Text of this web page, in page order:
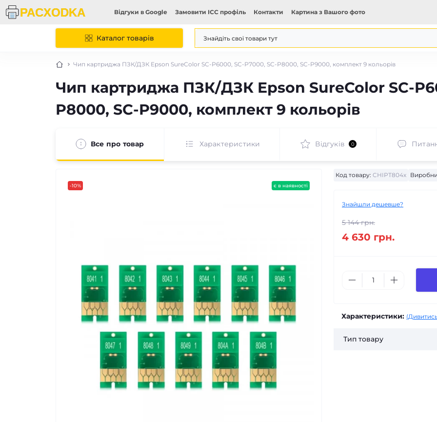
Відгуки в Google Замовити ICC профіль Контакти Картина з Вашого фото
Каталог товарів
Чип картриджа ПЗК/ДЗК Epson SureColor SC-P6000, SC-P7000, SC-P8000, SC-P9000, комплект 9 кольорів
Чип картриджа ПЗК/ДЗК Epson SureColor SC-
P8000, SC-P9000, комплект 9 кольорів
Все про товар Характеристики Відгуків 0
-10% є в наявності
Код товару: CHIPT804x
Знайшли дешевше?
5 144 грн.
4 630 грн.
Характеристики: (Дивитись
Тип товару